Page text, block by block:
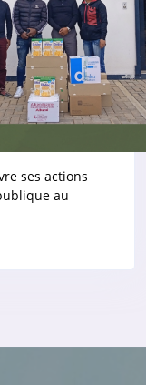
ses actions
au